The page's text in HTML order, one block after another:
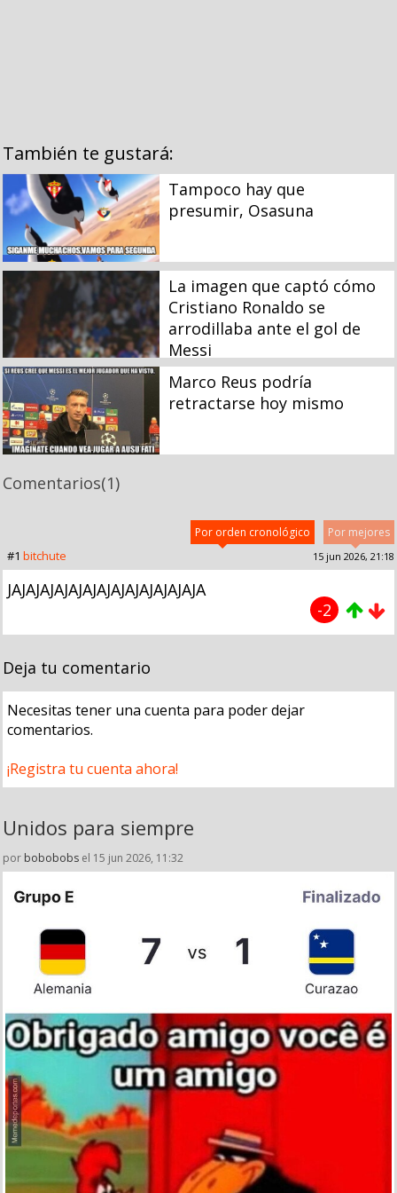
También te gustará:
Tampoco hay que
presumir, Osasuna
La imagen que captó cómo
Cristiano Ronaldo se
arrodillaba ante el gol de
Messi
Marco Reus podría
retractarse hoy mismo
Comentarios(1)
Por mejores
Por orden cronológico
#1 bitchute 15 jun 2026, 21:18
JAJAJAJAJAJAJAJAJAJAJAJAJAJA
-2
Deja tu comentario
Necesitas tener una cuenta para poder dejar
comentarios.
¡Registra tu cuenta ahora!
Unidos para siempre
por bobobobs el 15 jun 2026, 11:32